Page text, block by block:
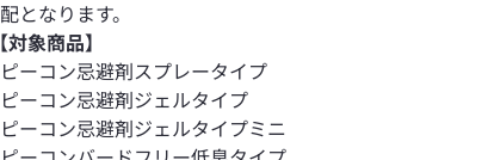
配となります。
【対象商品】
ピーコン忌避剤スプレータイプ
ピーコン忌避剤ジェルタイプ
ピーコン忌避剤ジェルタイプミニ